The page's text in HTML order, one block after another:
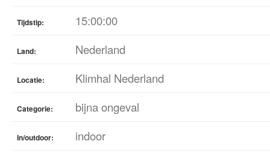
Tijdstip: 15:00:00
Land: Nederland
Locatie: Klimhal Nederland
Categorie: bijna ongeval
In/outdoor: indoor